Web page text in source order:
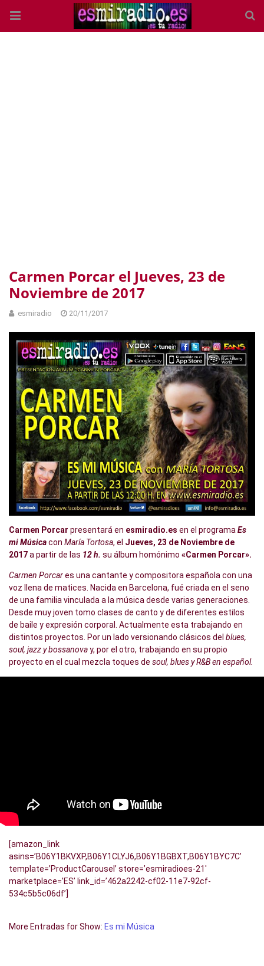
Carmen Porcar el Jueves, 23 de
Noviembre de 2017
esmiradio 20/11/2017
Carmen Porcar presentará en esmiradio.es en el programa Es
mi Músicacon María Tortosa, el Jueves, 23 de Noviembre de
2017a partir de las 12 h. su álbum homónimo «Carmen Porcar».
Carmen Porcares una cantante y compositora española con una
voz llena de matices. Nacida en Barcelona, fué criada en el seno
de una familia vinculada a la música desde varias generaciones.
Desde muy joven tomo clases de canto y de diferentes estilos
de baile y expresión corporal. Actualmente esta trabajando en
distintos proyectos. Por un lado versionando clásicos del blues,
soul, jazz y bossanovay, por el otro, trabajando en su propio
proyecto en el cual mezcla toques de soul, blues y R&B en español.
[amazon_link
asins=’B06Y1BKVXP,B06Y1CLYJ6,B06Y1BGBXT,B06Y1BYC7C’
template=’ProductCarousel’ store=’esmiradioes-21′
marketplace=’ES’ link_id=’462a2242-cf02-11e7-92cf-
534c5b5c06df’]
More Entradas for Show: Es mi Música